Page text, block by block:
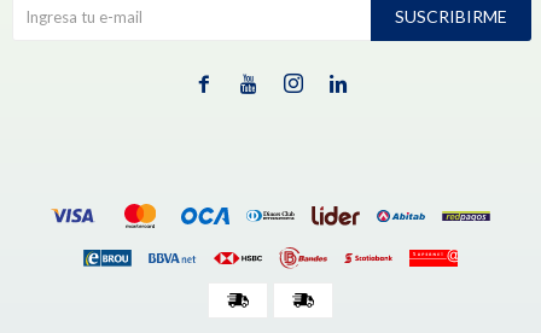
SUSCRIBIRME
   